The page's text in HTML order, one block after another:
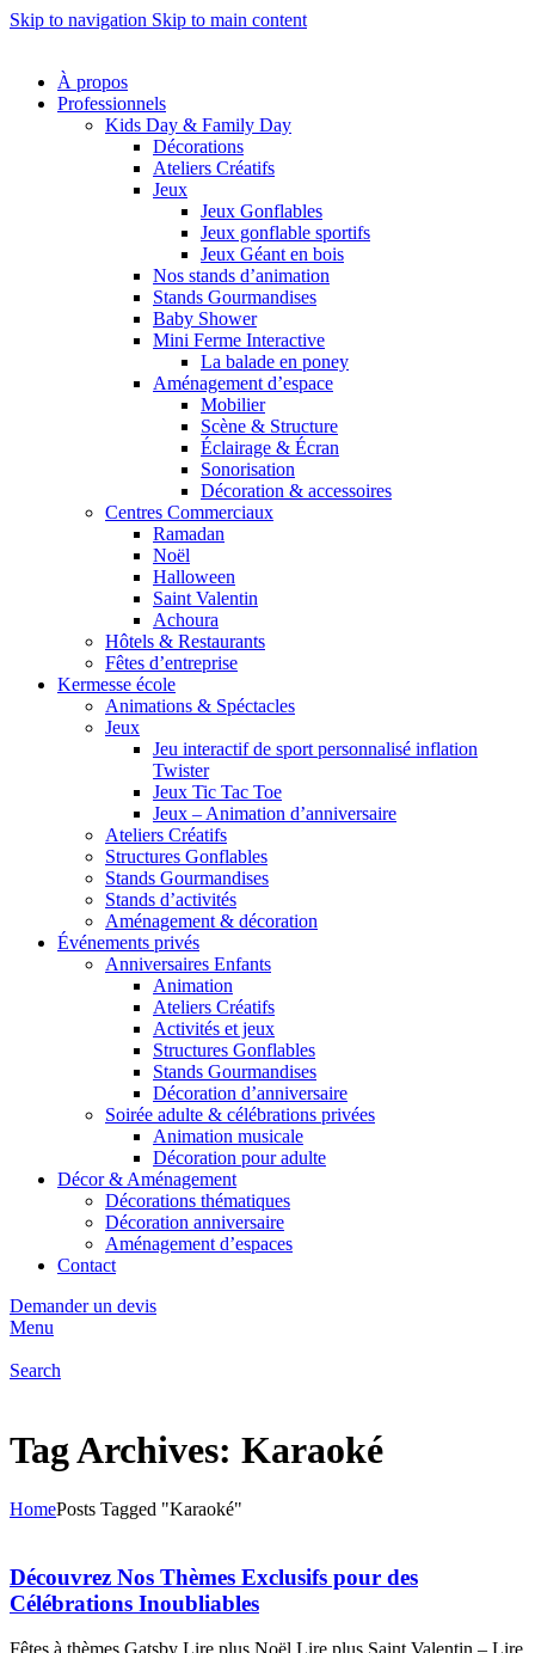
Skip to navigation Skip to main content
À propos
Professionnels
Kids Day & Family Day
Décorations
Ateliers Créatifs
Jeux
Jeux Gonflables
Jeux gonflable sportifs
Jeux Géant en bois
Nos stands d’animation
Stands Gourmandises
Baby Shower
Mini Ferme Interactive
La balade en poney
Aménagement d’espace
Mobilier
Scène & Structure
Éclairage & Écran
Sonorisation
Décoration & accessoires
Centres Commerciaux
Ramadan
Noël
Halloween
Saint Valentin
Achoura
Hôtels & Restaurants
Fêtes d’entreprise
Kermesse école
Animations & Spéctacles
Jeux
Jeu interactif de sport personnalisé inflation
Twister
Jeux Tic Tac Toe
Jeux – Animation d’anniversaire
Ateliers Créatifs
Structures Gonflables
Stands Gourmandises
Stands d’activités
Aménagement & décoration
Événements privés
Anniversaires Enfants
Animation
Ateliers Créatifs
Activités et jeux
Structures Gonflables
Stands Gourmandises
Décoration d’anniversaire
Soirée adulte & célébrations privées
Animation musicale
Décoration pour adulte
Décor & Aménagement
Décorations thématiques
Décoration anniversaire
Aménagement d’espaces
Contact
Demander un devis
Menu
Search
Tag Archives: Karaoké
HomePosts Tagged "Karaoké"
Découvrez Nos Thèmes Exclusifs pour des
Célébrations Inoubliables